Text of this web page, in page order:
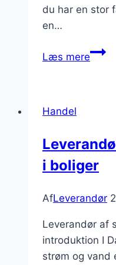
du har en stor
en…
Læs mere
ved
Handel
i boliger
AfLeverandør
Leverandør af
introduktion I
strøm og vand